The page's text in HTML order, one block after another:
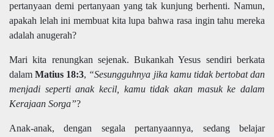
pertanyaan demi pertanyaan yang tak kunjung berhenti. Namun,
apakah lelah ini membuat kita lupa bahwa rasa ingin tahu mereka
adalah anugerah?
Mari kita renungkan sejenak. Bukankah Yesus sendiri berkata
dalamMatius 18:3, “Sesungguhnya jika kamu tidak bertobat dan
menjadi seperti anak kecil, kamu tidak akan masuk ke dalam
Kerajaan Sorga”?
Anak-anak, dengan segala pertanyaannya, sedang belajar